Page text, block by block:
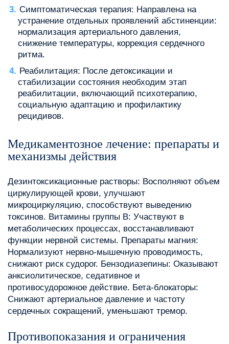
Симптоматическая терапия: Направлена на
устранение отдельных проявлений абстиненции:
нормализация артериального давления,
снижение температуры, коррекция сердечного
ритма.
Реабилитация: После детоксикации и
стабилизации состояния необходим этап
реабилитации, включающий психотерапию,
социальную адаптацию и профилактику
рецидивов.
Медикаментозное лечение: препараты и
механизмы действия
Дезинтоксикационные растворы: Восполняют объем
циркулирующей крови, улучшают
микроциркуляцию, способствуют выведению
токсинов. Витамины группы B: Участвуют в
метаболических процессах, восстанавливают
функции нервной системы. Препараты магния:
Нормализуют нервно-мышечную проводимость,
снижают риск судорог. Бензодиазепины: Оказывают
анксиолитическое, седативное и
противосудорожное действие. Бета-блокаторы:
Снижают артериальное давление и частоту
сердечных сокращений, уменьшают тремор.
Противопоказания и ограничения